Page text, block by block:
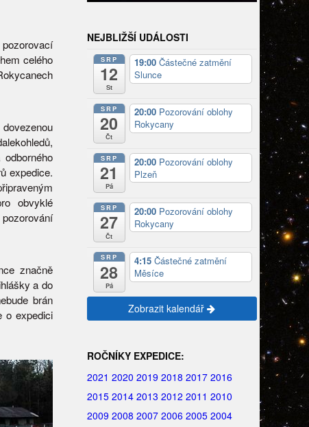
celého
expedice.
obvyklé
značně
a do
brán
o expedici
NEJBLIŽŠÍ UDÁLOSTI
SRP
12
St
19:00 Částečné zatmění
Slunce
SRP
20
Čt
20:00 Pozorování oblohy
Rokycany
SRP
21
Pá
20:00 Pozorování oblohy
Plzeň
SRP
27
Čt
20:00 Pozorování oblohy
Rokycany
SRP
28
Pá
4:15 Částečné zatmění
Měsíce
Zobrazit kalendář
ROČNÍKY EXPEDICE:
2021 2020 2019 2018 2017 2016
2015 2014 2013 2012 2011 2010
2009 2008 2007 2006 2005 2004